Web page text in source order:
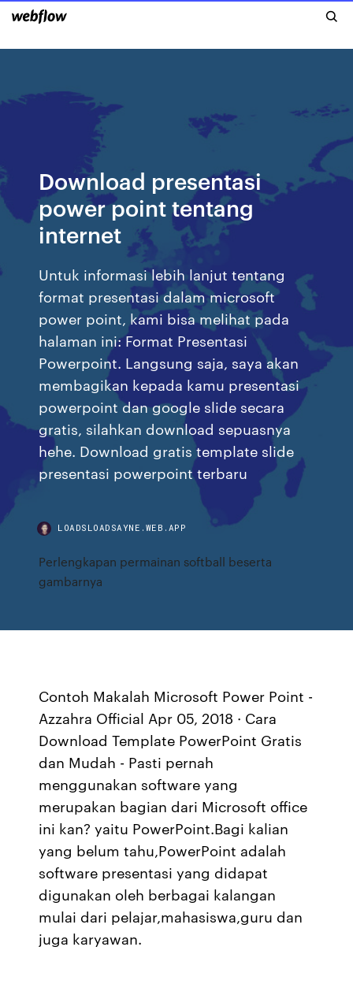
Download presentasi
power point tentang
internet
Untuk informasi lebih lanjut tentang
format presentasi dalam microsoft
power point, kami bisa melihat pada
halaman ini: Format Presentasi
Powerpoint. Langsung saja, saya akan
membagikan kepada kamu presentasi
powerpoint dan google slide secara
gratis, silahkan download sepuasnya
hehe. Download gratis template slide
presentasi powerpoint terbaru
LOADSLOADSAYNE.WEB.APP
Perlengkapan permainan softball beserta
gambarnya
Contoh Makalah Microsoft Power Point -
Azzahra Official Apr 05, 2018 · Cara
Download Template PowerPoint Gratis
dan Mudah - Pasti pernah
menggunakan software yang
merupakan bagian dari Microsoft office
ini kan? yaitu PowerPoint.Bagi kalian
yang belum tahu,PowerPoint adalah
software presentasi yang didapat
digunakan oleh berbagai kalangan
mulai dari pelajar,mahasiswa,guru dan
juga karyawan.